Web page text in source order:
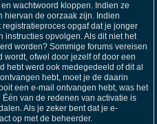
wachtwoord kloppen. Indien ze
hiervan de oorzaak zijn. Indien
opgaf dat je jonger
instructies opvolgen. Als dit niet het
worden? Sommige forums vereisen
ofwel door jezelf of door een
hebt werd ook medegedeeld of dit al
hebt, moet je de daarin
een e-mail ontvangen hebt, was het
van de redenen van activatie is
Als je zeker bent dat je e-
op met de beheerder.